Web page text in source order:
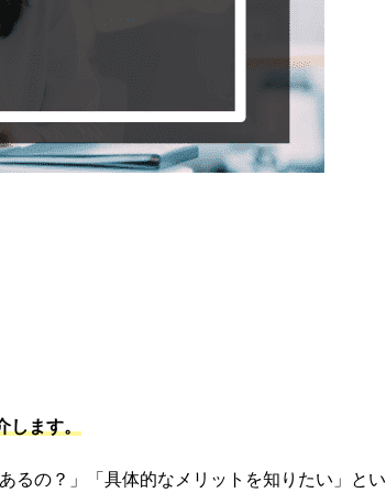
ます。
るの？」「具体的なメリットを知りたい」とい